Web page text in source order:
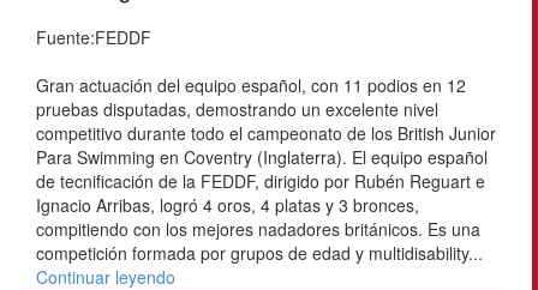
Fuente:FEDDF
Gran actuación del equipo español, con 11 podios en 12
pruebas disputadas, demostrando un excelente nivel
competitivo durante todo el campeonato de los British Junior
Para Swimming en Coventry (Inglaterra). El equipo español
de tecnificación de la FEDDF, dirigido por Rubén Reguart e
Ignacio Arribas, logró 4 oros, 4 platas y 3 bronces,
compitiendo con los mejores nadadores británicos. Es una
competición formada por grupos de edad y multidisability...
Continuar leyendo